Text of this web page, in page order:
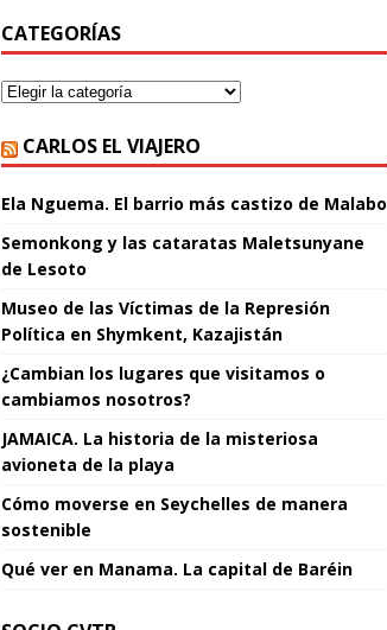
CATEGORÍAS
CARLOS EL VIAJERO
Ela Nguema. El barrio más castizo de Malabo
Semonkong y las cataratas Maletsunyane
de Lesoto
Museo de las Víctimas de la Represión
Política en Shymkent, Kazajistán
¿Cambian los lugares que visitamos o
cambiamos nosotros?
JAMAICA. La historia de la misteriosa
avioneta de la playa
Cómo moverse en Seychelles de manera
sostenible
Qué ver en Manama. La capital de Baréin